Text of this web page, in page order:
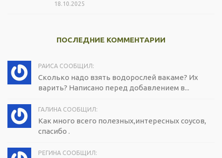
18.10.2025
ПОСЛЕДНИЕ КОММЕНТАРИИ
РАИСА СООБЩИЛ:
Сколько надо взять водорослей вакаме? Их
варить? Написано перед добавлением в...
ГАЛИНА СООБЩИЛ:
Как много всего полезных,интересных соусов,
спасибо .
РЕГИНА СООБЩИЛ: